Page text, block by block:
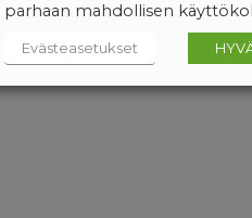
parhaan mahdollisen
Evästeasetukset